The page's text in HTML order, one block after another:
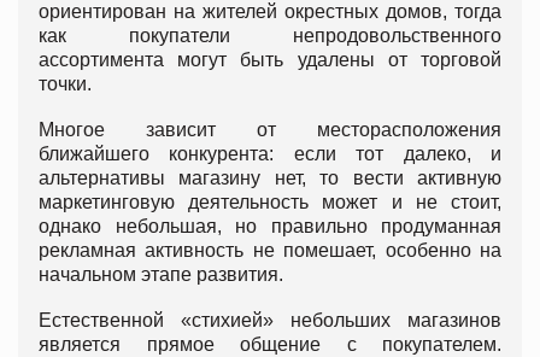
ориентирован на жителей окрестных домов, тогда
как покупатели непродовольственного
ассортимента могут быть удалены от торговой
точки.
Многое зависит от месторасположения
ближайшего конкурента: если тот далеко, и
альтернативы магазину нет, то вести активную
маркетинговую деятельность может и не стоит,
однако небольшая, но правильно продуманная
рекламная активность не помешает, особенно на
начальном этапе развития.
Естественной «стихией» небольших магазинов
является прямое общение с покупателем.